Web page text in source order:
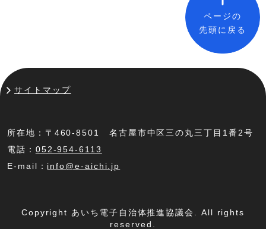
ページの
先頭に戻る
サイトマップ
所在地：〒460-8501 名古屋市中区三の丸三丁目1番2号
電話： 052-954-6113
E-mail： info@e-aichi.jp
Copyright あいち電子自治体推進協議会. All rights
reserved.